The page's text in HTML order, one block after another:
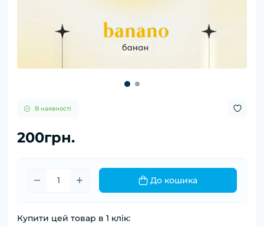
В наявності
200грн.
До кошика
Купити цей товар в 1 клік: